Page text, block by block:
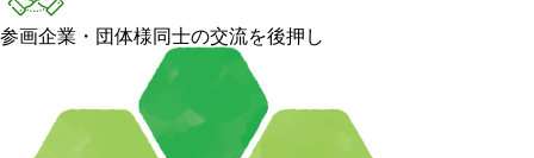
参画企業・団体様同士の交流を後押し